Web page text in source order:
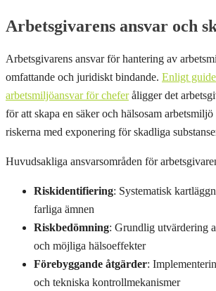
Arbetsgivarens ansvar och
Arbetsgivarens ansvar för hantering av
omfattande och juridiskt bindande. Enligt
arbetsmiljöansvar för cheferåligger det
för att skapa en säker och hälsosam
riskerna med exponering för skadliga
Huvudsakliga ansvarsområden för
Riskidentifiering: Systematisk
farliga ämnen
Riskbedömning: Grundlig utvärdering
och möjliga hälsoeffekter
Förebyggande åtgärder:
och tekniska kontrollmekanismer